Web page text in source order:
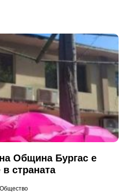
Община Бургас е
страната
Общество